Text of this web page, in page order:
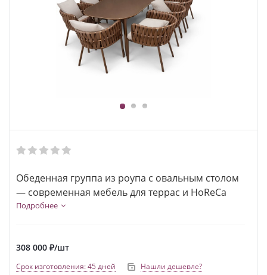
1 2 3
Обеденная группа из роупа с овальным столом
— современная мебель для террас и HoReCa
Подробнее
308 000 ₽/шт
Срок изготовления: 45 дней Нашли дешевле?